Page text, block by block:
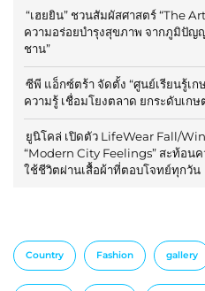
“เฮยยิน” ชวนสัมผัสศาสตร์ “The
ความอร่อยบำรุงสุขภาพ จากภูมิปัญ
ชาน”
ซีพี แอ็กซ์ตร้า จัดตั้ง “ศูนย์เรียนรู้เ
ความรู้ เชื่อมโยงตลาด ยกระดับเก
ยูนิโคล่ เปิดตัว LifeWear Fall/
“Modern City Feelings” สะท้อน
ใช้ชีวิตผ่านเสื้อผ้าที่ตอบโจทย์ทุกวัน
Country Fashion gallery